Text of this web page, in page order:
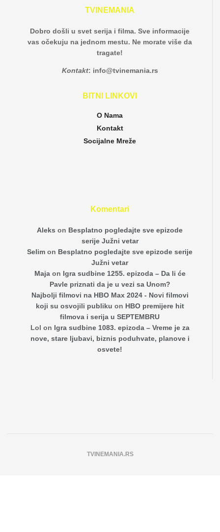
TVINEMANIA
Dobro došli u svet serija i filma. Sve informacije
vas očekuju na jednom mestu. Ne morate više da
tragate!
Kontakt: info@tvinemania.rs
BITNI LINKOVI
O Nama
Kontakt
Socijalne Mreže
Komentari
Aleks on Besplatno pogledajte sve epizode
serije Južni vetar
Selim on Besplatno pogledajte sve epizode serije
Južni vetar
Majaon Igra sudbine 1255. epizoda – Da li će
Pavle priznati da je u vezi sa Unom?
Najbolji filmovi na HBO Max 2024 - Novi filmovi
koji su osvojili publiku on HBO premijere hit
filmova i serija u SEPTEMBRU
Lol on Igra sudbine 1083. epizoda – Vreme je za
nove, stare ljubavi, biznis poduhvate, planove i
osvete!
TVINEMANIA.RS